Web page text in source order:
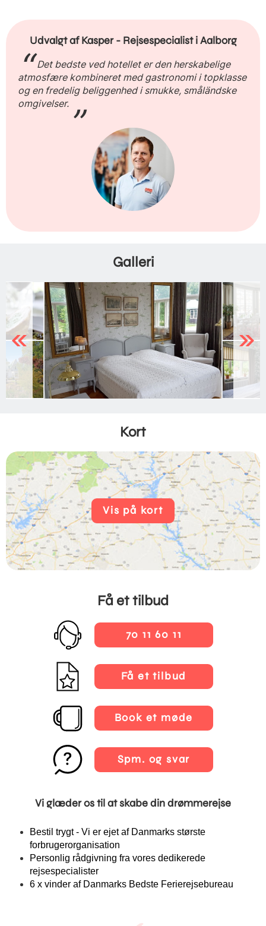
Udvalgt af Kasper - Rejsespecialist i Aalborg
Det bedste ved hotellet er den herskabelige
atmosfære kombineret med gastronomi i topklasse
og en fredelig beliggenhed i smukke, småländske
omgivelser.
Galleri
Previous Next
Kort
Vis på kort
Få et tilbud
70 11 60 11
Få et tilbud
Book et møde
Spm. og svar
Vi glæder os til at skabe din drømmerejse
Bestil trygt - Vi er ejet af Danmarks største
forbrugerorganisation
Personlig rådgivning fra vores dedikerede
rejsespecialister
6 x vinder af Danmarks Bedste Ferierejsebureau